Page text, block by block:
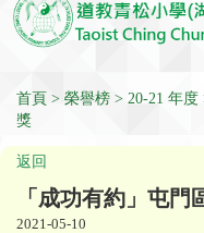
首頁 榮譽榜 20-21 年度
獎
返回
「成功有約」屯
2021-05-10